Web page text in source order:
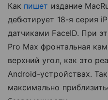
Как пишет издание
дебютирует 18-я серия
датчиками FaceID. При
Pro Max фронтальная
верхний угол, как это
Android-устройствах.
максимально